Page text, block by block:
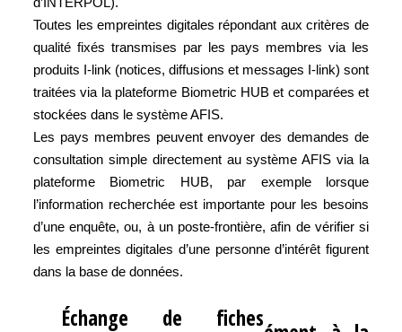
Toutes les empreintes digitales répondant aux critères de
qualité fixés transmises par les pays membres via les
produits I-link (notices, diffusions et messages I-link) sont
traitées via la plateforme Biometric HUB et comparées et
stockées dans le système AFIS.
Les pays membres peuvent envoyer des demandes de
consultation simple directement au système AFIS via la
plateforme Biometric HUB, par exemple lorsque
l’information recherchée est importante pour les besoins
d’une enquête, ou, à un poste-frontière, afin de vérifier si
les empreintes digitales d’une personne d’intérêt figurent
dans la base de données.
Échange de fiches